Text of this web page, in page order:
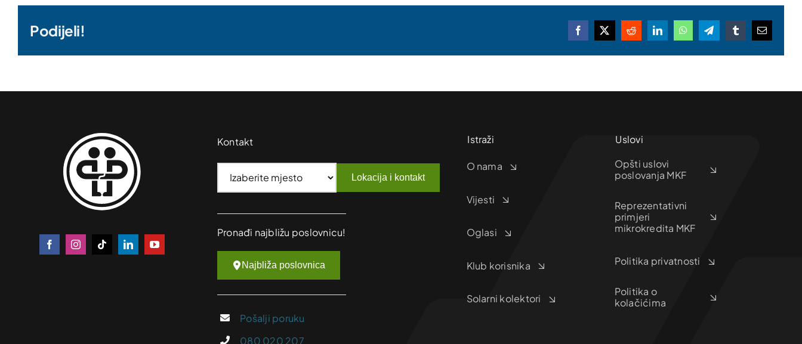
Podijeli! Facebook
X RedditLinkedInWhatsAppTelegramTumblrEmail
Kontakt
Lokacija i kontakt
Pronađi najbližu poslovnicu!
Najbliža poslovnica
Pošalji poruku
080 020 207
Istraži
O nama
Vijesti
Oglasi
Klub korisnika
Solarni kolektori
Uslovi
Opšti uslovi
poslovanja MKF
Reprezentativni
primjeri
mikrokredita MKF
Politika privatnosti
Politika o
kolačićima